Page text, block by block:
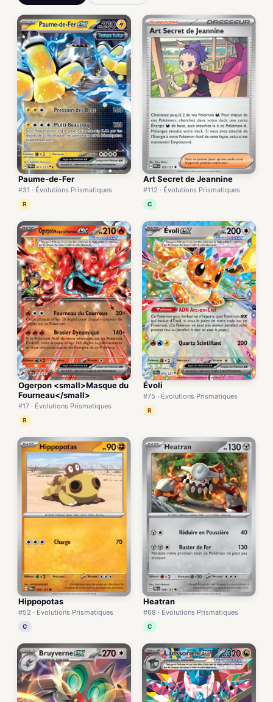
Paume-de-Fer
#31 · Évolutions Prismatiques
R
Art Secret de Jeannine
#112 · Évolutions Prismatiques
C
Ogerpon <small>Masque du
Fourneau</small>
#17 · Évolutions Prismatiques
R
Évoli
#75 · Évolutions Prismatiques
R
Hippopotas
#52 · Évolutions Prismatiques
C
Heatran
#68 · Évolutions Prismatiques
C